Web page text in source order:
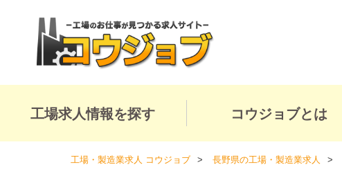
工場求人情報を探す コウジョブとは
工場・製造業求人 コウジョブ 長野県の工場・製造業求人